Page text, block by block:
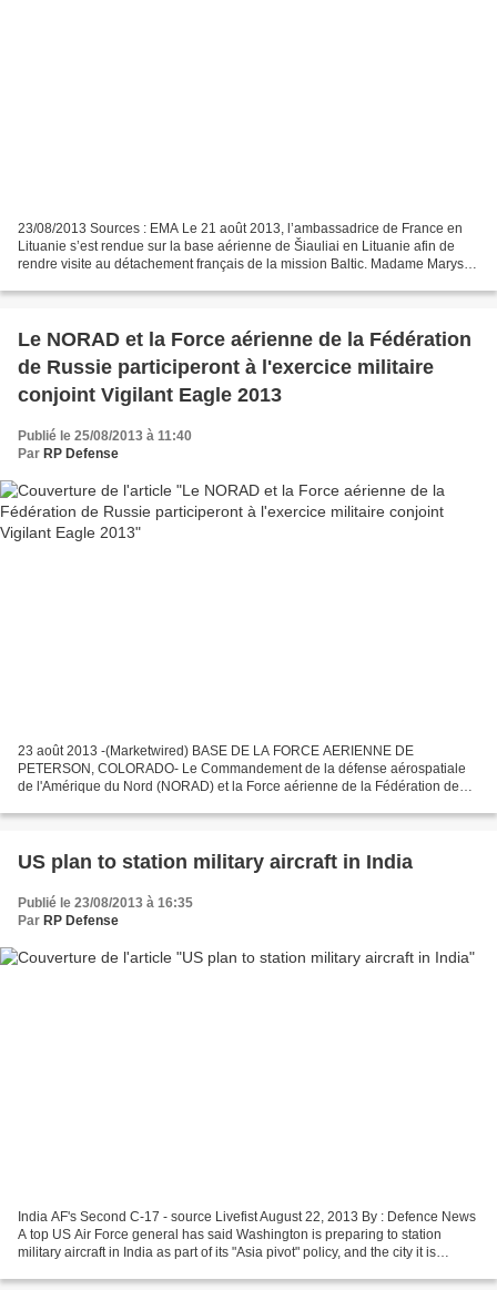
23/08/2013 Sources : EMA Le 21 août 2013, l’ambassadrice de France en
Lituanie s’est rendue sur la base aérienne de Šiauliai en Lituanie afin de
rendre visite au détachement français de la mission Baltic. Madame Maryse
Le NORAD et la Force aérienne de la Fédération
de Russie participeront à l'exercice militaire
conjoint Vigilant Eagle 2013
Publié le 25/08/2013 à 11:40
Par RP Defense
23 août 2013 -(Marketwired) BASE DE LA FORCE AERIENNE DE
PETERSON, COLORADO- Le Commandement de la défense aérospatiale
de l'Amérique du Nord (NORAD) et la Force aérienne de la Fédération de
US plan to station military aircraft in India
Publié le 23/08/2013 à 16:35
Par RP Defense
India AF's Second C-17 - source Livefist August 22, 2013 By : Defence News
A top US Air Force general has said Washington is preparing to station
military aircraft in India as part of its "Asia pivot" policy, and the city it is